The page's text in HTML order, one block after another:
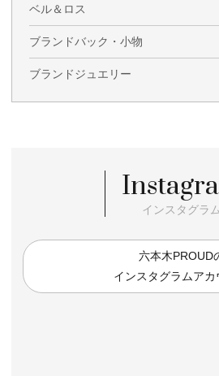
ベル＆ロス
ブランドバック・小物
ブランドジュエリー
インスタグラ
六本木PROUD
インスタグラムアカ